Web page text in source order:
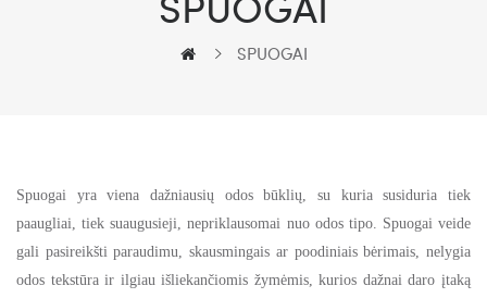
SPUOGAI
Spuogai yra viena dažniausių odos būklių, su kuria susiduria tiek
paaugliai, tiek suaugusieji, nepriklausomai nuo odos tipo. Spuogai veide
gali pasireikšti paraudimu, skausmingais ar poodiniais bėrimais, nelygia
odos tekstūra ir ilgiau išliekančiomis žymėmis, kurios dažnai daro įtaką